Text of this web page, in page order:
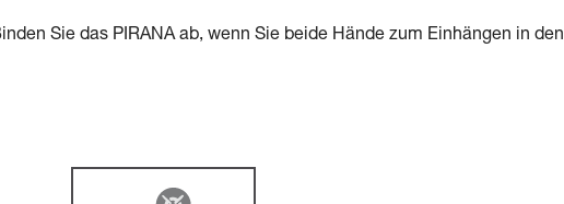
Sie das PIRANA ab, wenn Sie beide Hände zum Einhängen in den